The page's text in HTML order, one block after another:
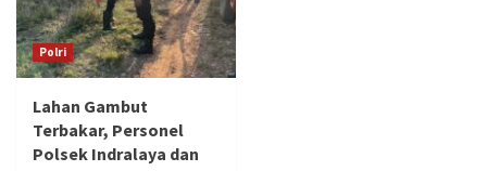
Polri
Lahan Gambut
Terbakar, Personel
Polsek Indralaya dan